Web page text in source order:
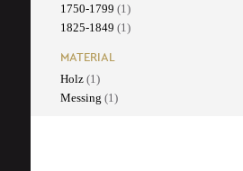
1750-1799 (1)
1825-1849 (1)
MATERIAL
Holz (1)
Messing (1)